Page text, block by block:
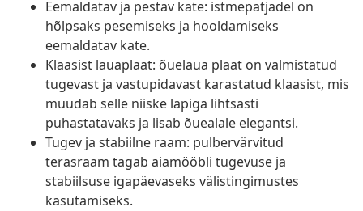
Eemaldatav ja pestav kate: istmepatjadel on
hõlpsaks pesemiseks ja hooldamiseks
eemaldatav kate.
Klaasist lauaplaat: õuelaua plaat on valmistatud
tugevast ja vastupidavast karastatud klaasist, mis
muudab selle niiske lapiga lihtsasti
puhastatavaks ja lisab õuealale elegantsi.
Tugev ja stabiilne raam: pulbervärvitud
terasraam tagab aiamööbli tugevuse ja
stabiilsuse igapäevaseks välistingimustes
kasutamiseks.